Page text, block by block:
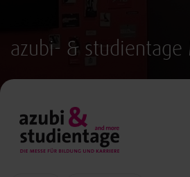
azubi- & studientage